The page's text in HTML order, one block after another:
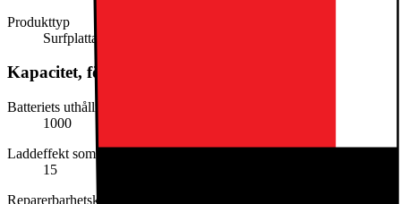
Produkttyp
Surfplatta
Kapacitet, förbrukning och strömförsörjning
Batteriets uthållighet i cykler
1000
Laddeffekt som krävs (min. i W)
15
Reparerbarhetsklassen